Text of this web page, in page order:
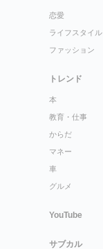
恋愛
ライフスタイル
ファッション
トレンド
本
教育・仕事
からだ
マネー
車
グルメ
YouTube
サブカル